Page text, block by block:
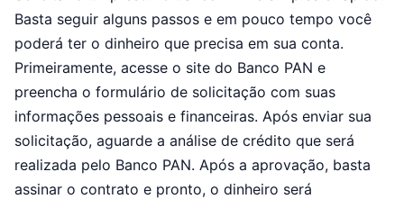
Basta seguir alguns passos e em pouco tempo você
poderá ter o dinheiro que precisa em sua conta.
Primeiramente, acesse o site do Banco PAN e
preencha o formulário de solicitação com suas
informações pessoais e financeiras. Após enviar sua
solicitação, aguarde a análise de crédito que será
realizada pelo Banco PAN. Após a aprovação, basta
assinar o contrato e pronto, o dinheiro será